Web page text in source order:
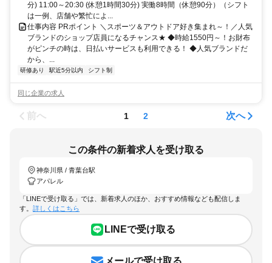
分) 11:00～20:30 (休憩1時間30分) 実働8時間（休憩90分）（シフト
は一例、店舗や繁忙によ...
仕事内容 PRポイント ＼スポーツ＆アウトドア好き集まれ～！／人気
ブランドのショップ店員になるチャンス★ ◆時給1550円～！お財布
がピンチの時は、日払いサービスも利用できる！ ◆人気ブランドだ
から、...
研修あり 駅近5分以内 シフト制
同じ企業の求人
前へ 1 2 次へ
この条件の新着求人を受け取る
神奈川県 / 青葉台駅
アパレル
「LINEで受け取る」では、新着求人のほか、おすすめ情報なども配信しま
す。 詳しくはこちら
LINEで受け取る
メールで受け取る